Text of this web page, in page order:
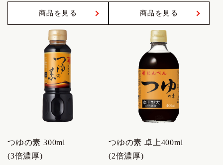
商品を見る 商品を見る
つゆの素 300ml
(3倍濃厚)
つゆの素 卓上400ml
(2倍濃厚)